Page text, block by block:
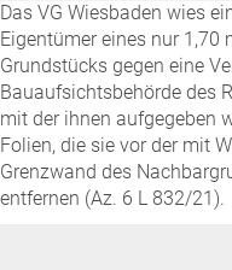
Das VG Wiesbaden wies
Eigentümer eines nur 1,70
Grundstücks gegen eine
Bauaufsichtsbehörde des
mit der ihnen aufgegeben
Folien, die sie vor der mit
Grenzwand des
entfernen (Az. 6 L 832/21).